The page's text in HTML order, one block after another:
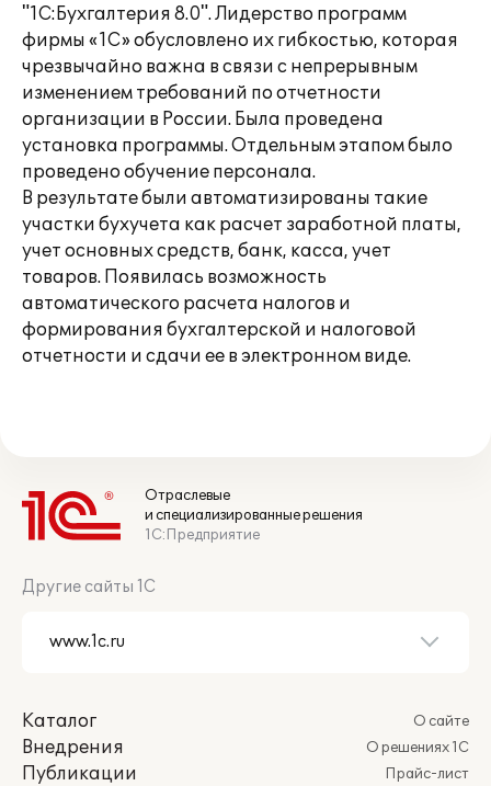
"1С:Бухгалтерия 8.0". Лидерство программ
фирмы «1С» обусловлено их гибкостью, которая
чрезвычайно важна в связи с непрерывным
изменением требований по отчетности
организации в России. Была проведена
установка программы. Отдельным этапом было
проведено обучение персонала.
В результате были автоматизированы такие
участки бухучета как расчет заработной платы,
учет основных средств, банк, касса, учет
товаров. Появилась возможность
автоматического расчета налогов и
формирования бухгалтерской и налоговой
отчетности и сдачи ее в электронном виде.
Отраслевые
и специализированные решения
1С:Предприятие
Другие сайты 1С
Каталог
Внедрения
Публикации
О сайте
О решениях 1С
Прайс-лист